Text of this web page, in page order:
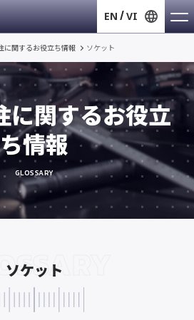
EN VI
に関するお役立ち情報 ソケット
に関するお役立
ち情報
GLOSSARY
ソケット